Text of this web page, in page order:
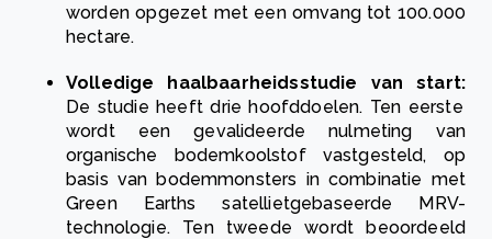
worden opgezet met een omvang tot 100.000
hectare.
Volledige haalbaarheidsstudie van start:
De studie heeft drie hoofddoelen. Ten eerste
wordt een gevalideerde nulmeting van
organische bodemkoolstof vastgesteld, op
basis van bodemmonsters in combinatie met
Green Earths satellietgebaseerde MRV-
technologie. Ten tweede wordt beoordeeld